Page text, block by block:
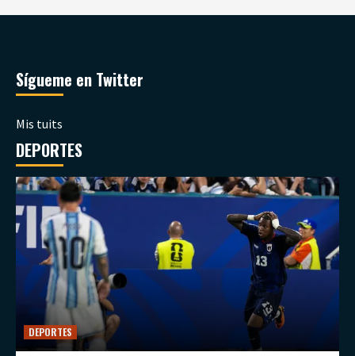
Sígueme en Twitter
Mis tuits
DEPORTES
DEPORTES